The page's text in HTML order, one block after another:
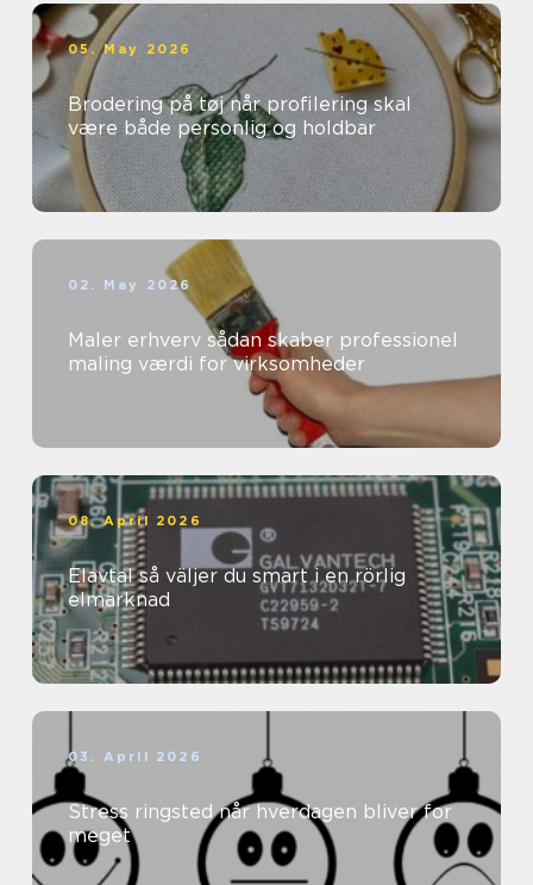
05. May 2026
Brodering på tøj når profilering skal
være både personlig og holdbar
02. May 2026
Maler erhverv sådan skaber professionel
maling værdi for virksomheder
08. April 2026
Elavtal så väljer du smart i en rörlig
elmarknad
03. April 2026
Stress ringsted når hverdagen bliver for
meget